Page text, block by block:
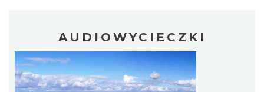
AUDIOWYCIECZKI